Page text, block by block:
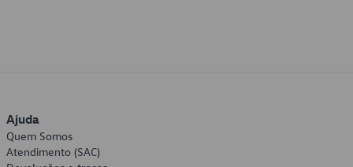
Ajuda
Quem Somos
Atendimento (SAC)